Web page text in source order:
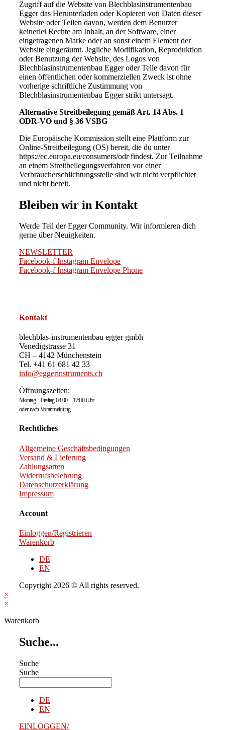
Zugriff auf die Website von Blechblasinstrumentenbau
Egger das Herunterladen oder Kopieren von Daten dieser
Website oder Teilen davon, werden dem Benutzer
keinerlei Rechte am Inhalt, an der Software, einer
eingetragenen Marke oder an sonst einem Element der
Website eingeräumt. Jegliche Modifikation, Reproduktion
oder Benutzung der Website, des Logos von
Blechblasinstrumentenbau Egger oder Teile davon für
einen öffentlichen oder kommerziellen Zweck ist ohne
vorherige schriftliche Zustimmung von
Blechblasinstrumentenbau Egger strikt untersagt.
Alternative Streitbeilegung gemäß Art. 14 Abs. 1
ODR-VO und § 36 VSBG
Die Europäische Kommission stellt eine Plattform zur
Online-Streitbeilegung (OS) bereit, die du unter
https://ec.europa.eu/consumers/odr findest. Zur Teilnahme
an einem Streitbeilegungsverfahren vor einer
Verbraucherschlichtungsstelle sind wir nicht verpflichtet
und nicht bereit.
Bleiben wir in Kontakt
Werde Teil der Egger Community. Wir informieren dich
gerne über Neuigkeiten.
NEWSLETTER
Facebook-f Instagram Envelope
Facebook-f Instagram Envelope Phone
Kontakt
blechblas-instrumentenbau egger gmbh
Venedigstrasse 31
CH – 4142 Münchenstein
Tel. +41 61 681 42 33
info@eggerinstruments.ch
Öffnungszeiten:
Montag – Freitag 08:00 – 17:00 Uhr
oder nach Voranmeldung
Rechtliches
Allgemeine Geschäftsbedingungen
Versand & Lieferung
Zahlungsarten
Widerrufsbelehrung
Datenschutzerklärung
Impressum
Account
Einloggen/Registrieren
Warenkorb
DE
EN
Copyright 2026 © All rights reserved.
×
×
Warenkorb
Suche...
Suche
Suche
DE
EN
EINLOGGEN/